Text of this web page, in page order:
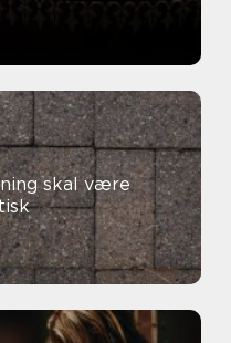
skal være